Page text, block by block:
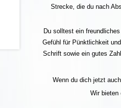
Strecke, die du nach
Du solltest ein
Gefühl für Pünktlichkeit
Schrift sowie ein gutes
Wenn du dich jetzt
Wir bieten